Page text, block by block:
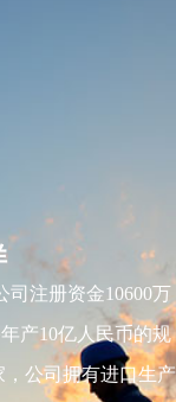
司注册资金10600万
产10亿人民币的规
公司拥有进口生产